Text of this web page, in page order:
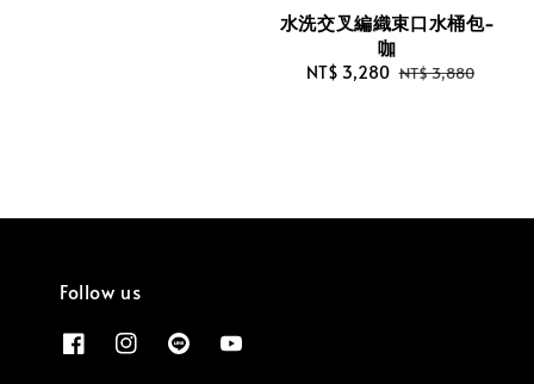
水洗交叉編織束口水桶包-
咖
Sale
NT$ 3,280 Regular
NT$ 3,880
Follow us